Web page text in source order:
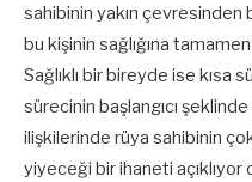
sahibinin yakın çevresinden
bu kişinin sağlığına
Sağlıklı bir bireyde ise kısa
sürecinin başlangıcı
ilişkilerinde rüya sahibinin
yiyeceği bir ihaneti açıklıyor